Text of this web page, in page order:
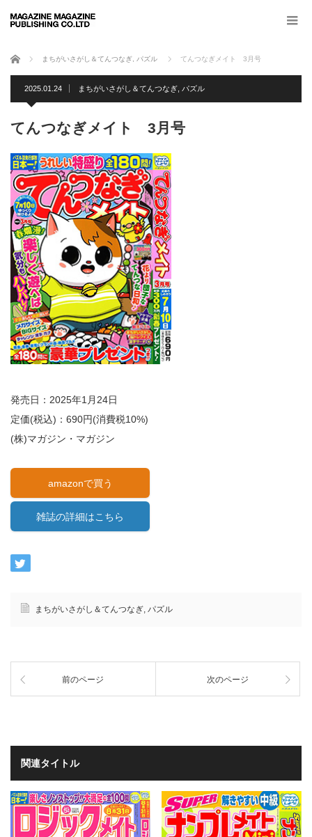
ホーム まちがいさがし＆てんつなぎ パズル てんつなぎメイト 3月号
2025.01.24 まちがいさがし＆てんつなぎ パズル
てんつなぎメイト 3月号
発売日：2025年1月24日
定価(税込)：690円(消費税10%)
(株)マガジン・マガジン
amazonで買う
雑誌の詳細はこちら
まちがいさがし＆てんつなぎ, パズル
前のページ 次のページ
関連タイトル